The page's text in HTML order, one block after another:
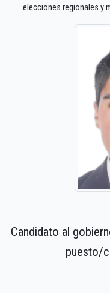
elecciones regionales y
Candidato al
puesto/